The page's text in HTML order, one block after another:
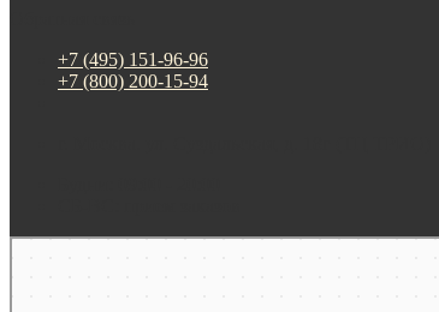
+7 (495) 151-96-96
+7 (800) 200-15-94
Москва